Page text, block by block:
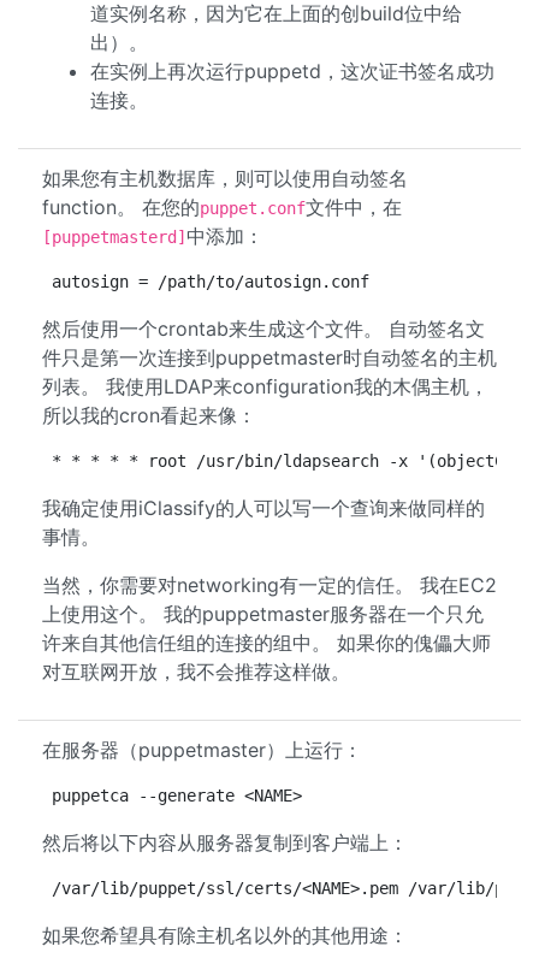
道实例名称，因为它在上面的创build位中给
出）。
在实例上再次运行puppetd，这次证书签名成功
连接。
如果您有主机数据库，则可以使用自动签名
function。 在您的puppet.conf文件中，在
[puppetmasterd] 中添加：
autosign = /path/to/autosign.conf
然后使用一个crontab来生成这个文件。 自动签名文
件只是第一次连接到puppetmaster时自动签名的主机
列表。 我使用LDAP来configuration我的木偶主机，
所以我的cron看起来像：
* * * * * root /usr/bin/ldapsearch -x
我确定使用iClassify的人可以写一个查询来做同样的
事情。
当然，你需要对networking有一定的信任。 我在EC2
上使用这个。 我的puppetmaster服务器在一个只允
许来自其他信任组的连接的组中。 如果你的傀儡大师
对互联网开放，我不会推荐这样做。
在服务器（puppetmaster）上运行：
puppetca --generate <NAME>
然后将以下内容从服务器复制到客户端上：
/var/lib/puppet/ssl/certs/<NAME>.pem /var/lib/
如果您希望具有除主机名以外的其他用途：